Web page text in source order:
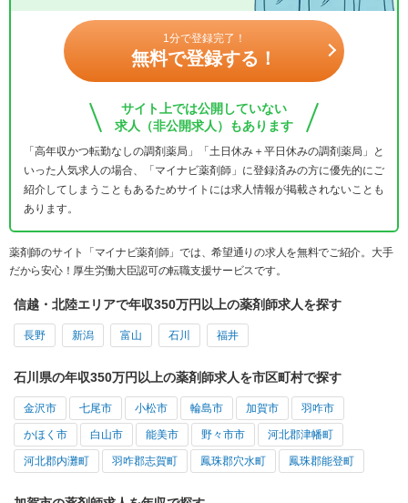
1分で登録完了！
無料で登録する！
サイト上では公開していない
求人（非公開求人）もあります
「高年収かつ転勤なしの調剤薬局」「土日休み＋平日休みの調剤薬局」と
いった人気求人の場合、「マイナビ薬剤師」に登録済みの方に優先的にご
紹介してしまうこともあるためサイトには求人情報が掲載されないことも
あります。
薬剤師のサイト「マイナビ薬剤師」では、希望通りの求人を無料でご紹介。大手
だから安心！厚生労働大臣認可の転職支援サービスです。
信越・北陸エリアで年収350万円以上の薬剤師求人を探す
長野 新潟 富山 石川 福井
石川県の年収350万円以上の薬剤師求人を市区町村で探す
金沢市 七尾市 小松市 輪島市 加賀市 羽咋市
かほく市 白山市 能美市 野々市市 河北郡津幡町
河北郡内灘町 羽咋郡志賀町 鳳珠郡穴水町 鳳珠郡能登町